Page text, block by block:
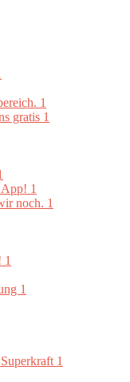
1
gratis 1
1
noch. 1
1
1
1